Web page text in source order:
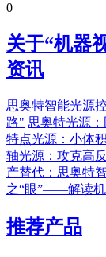
0
关于“机器
资讯
思奥特智能光源
路" 思奥特光源
特点光源：小体
轴光源：攻克高
产替代：思奥特
之“眼”——解读机
推荐产品